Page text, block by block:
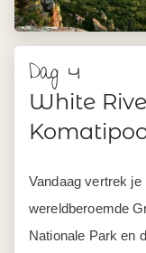
Dag 4
White
Vandaag vertrek je
wereldberoemde
Nationale Park en